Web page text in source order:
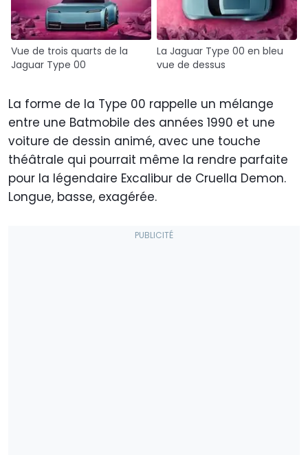
Vue de trois quarts de la
Jaguar Type 00
La Jaguar Type 00 en bleu
vue de dessus
La forme de la Type 00 rappelle un mélange
entre une Batmobile des années 1990 et une
voiture de dessin animé, avec une touche
théâtrale qui pourrait même la rendre parfaite
pour la légendaire Excalibur de Cruella Demon.
Longue, basse, exagérée.